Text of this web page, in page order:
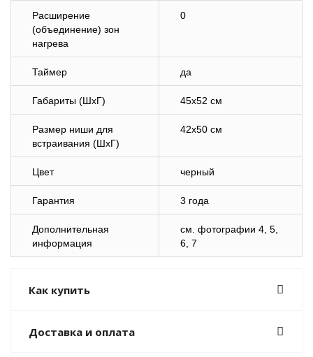
Расширение
(объединение) зон
нагрева
0
Таймер да
Габариты (ШхГ) 45х52 см
Размер ниши для
встраивания (ШхГ)
42х50 см
Цвет черный
Гарантия 3 года
Дополнительная
информация
cм. фотографии 4, 5,
6, 7
Как купить
Доставка и оплата